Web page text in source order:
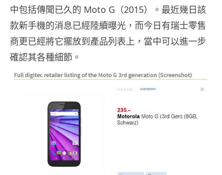
中包括傳聞已久的 Moto G（2015）。最近幾日該
款新手機的消息已經陸續曝光，而今日有瑞士零售
商更已經將它擺放到產品列表上，當中可以進一步
確認其各種細節。